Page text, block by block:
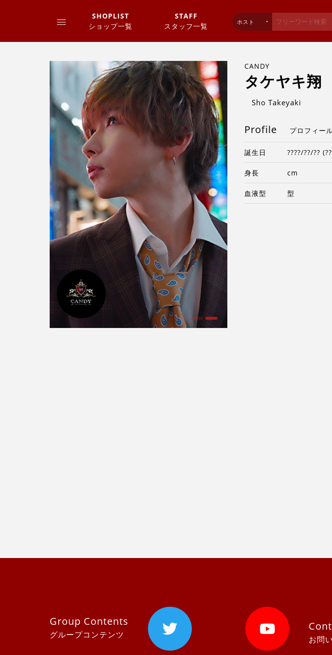
SHOPLIST
ショップ一覧
STAFF
スタッフ一覧
ホスト
CANDY
タケヤキ翔
Sho Takeyaki
Profile プロフィー
誕生日 ????/??/??
身長 cm
血液型 型
Group Contents
グループコンテンツ お問